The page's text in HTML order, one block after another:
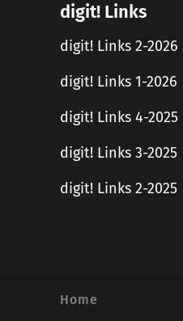
digit! Links
digit! Links 2-2026
digit! Links 1-2026
digit! Links 4-2025
digit! Links 3-2025
digit! Links 2-2025
Home